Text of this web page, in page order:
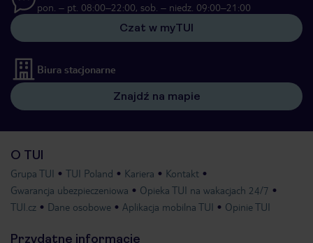
pon. – pt. 08:00–22:00, sob. – niedz. 09:00–21:00
Czat w myTUI
Biura stacjonarne
Znajdź na mapie
O TUI
Grupa TUI TUI Poland Kariera
Kontakt
Gwarancja ubezpieczeniowa
Opieka TUI na wakacjach 24/7
TUI.cz
Dane osobowe Aplikacja mobilna TUI Opinie TUI
Przydatne informacje